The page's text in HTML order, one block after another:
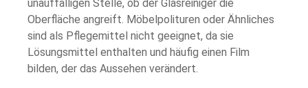
unauffälligen Stelle, ob der Glasreiniger die
Oberfläche angreift. Möbelpolituren oder Ähnliches
sind als Pflegemittel nicht geeignet, da sie
Lösungsmittel enthalten und häufig einen Film
bilden, der das Aussehen verändert.